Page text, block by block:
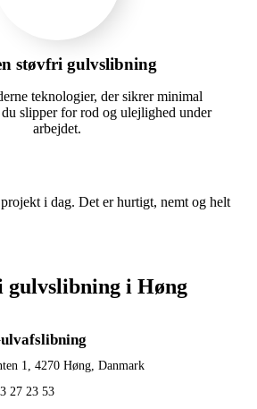
støvfri gulvslibning
teknologier, der sikrer minimal
slipper for rod og ulejlighed under
arbejdet.
i dag. Det er hurtigt, nemt og helt
gulvslibning i Høng
1, 4270 Høng, Danmark
27 23 53